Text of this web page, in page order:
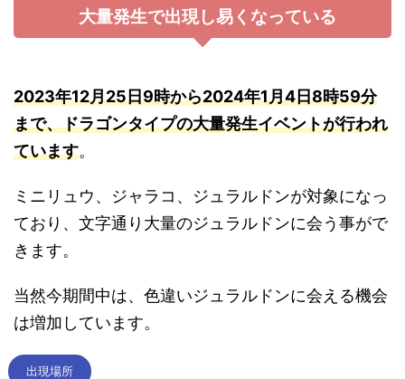
大量発生で出現し易くなっている
2023年12月25日9時から2024年1月4日8時59分
まで、ドラゴンタイプの大量発生イベントが行われ
ています。
ミニリュウ、ジャラコ、ジュラルドンが対象になっ
ており、文字通り大量のジュラルドンに会う事がで
きます。
当然今期間中は、色違いジュラルドンに会える機会
は増加しています。
出現場所